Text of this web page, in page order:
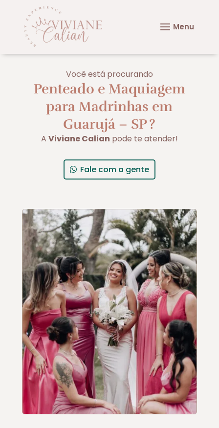
Você está procurando
Penteado e Maquiagem
para Madrinhas em
Guarujá – SP?
A Viviane Calian pode te atender!
Fale com a gente